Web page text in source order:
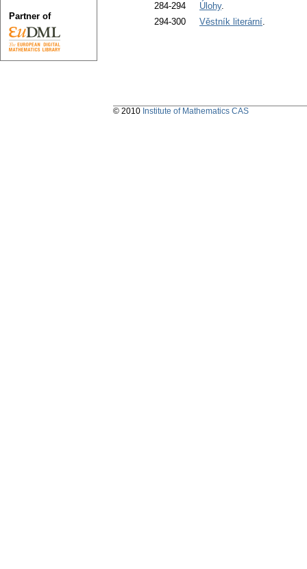
284-294
Úlohy.
294-300
Věstník literární.
Partner of
© 2010 Institute of Mathematics CAS